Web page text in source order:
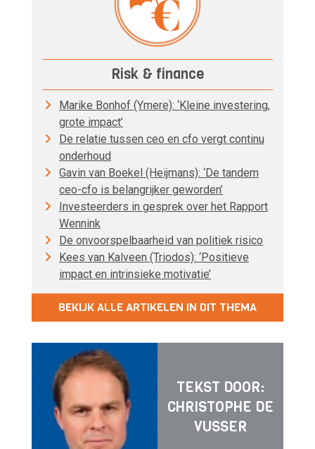
Risk & finance
Marike Bonhof (Ymere): ‘Kleine investering,
grote impact’
De relatie tussen ceo en cfo vergt continu
onderhoud
Gavin van Boekel (Heijmans): ‘De tandem
ceo-cfo is belangrijker geworden’
Investeerders in gesprek over het Rapport
Wennink
De onvoorspelbaarheid van politiek risico
Kees van Kalveen (Triodos): ‘Positieve
impact en intrinsieke motivatie’
BEKIJK ALLE ARTIKELEN IN DIT THEMA
TEKST DOOR:
CHRISTOPHE DE
VUSSER